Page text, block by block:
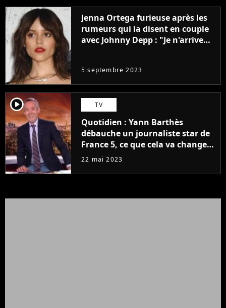
Jenna Ortega furieuse après les
rumeurs qui la disent en couple
avec Johnny Depp : "Je n'arrive
5 septembre 2023
player2 TV
Quotidien : Yann Barthès
débauche un journaliste star de
France 5, ce que cela va changer
à la rentrée
22 mai 2023